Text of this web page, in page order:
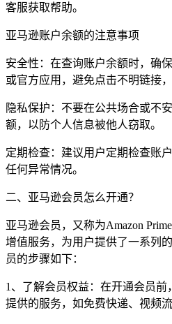
客服获取帮助。
亚马逊账户余额的注意事项
安全性：在查询账户余额时，确
或官方应用，避免点击不明链接
隐私保护：不要在公共场合或不
额，以防个人信息被他人窃取。
定期检查：建议用户定期检查账
任何异常情况。
二、亚马逊会员怎么开通？
亚马逊会员，又称为Amazon
增值服务，为用户提供了一系列
员的步骤如下：
1、了解会员权益：在开通会员前
提供的服务，如免费快递、视频